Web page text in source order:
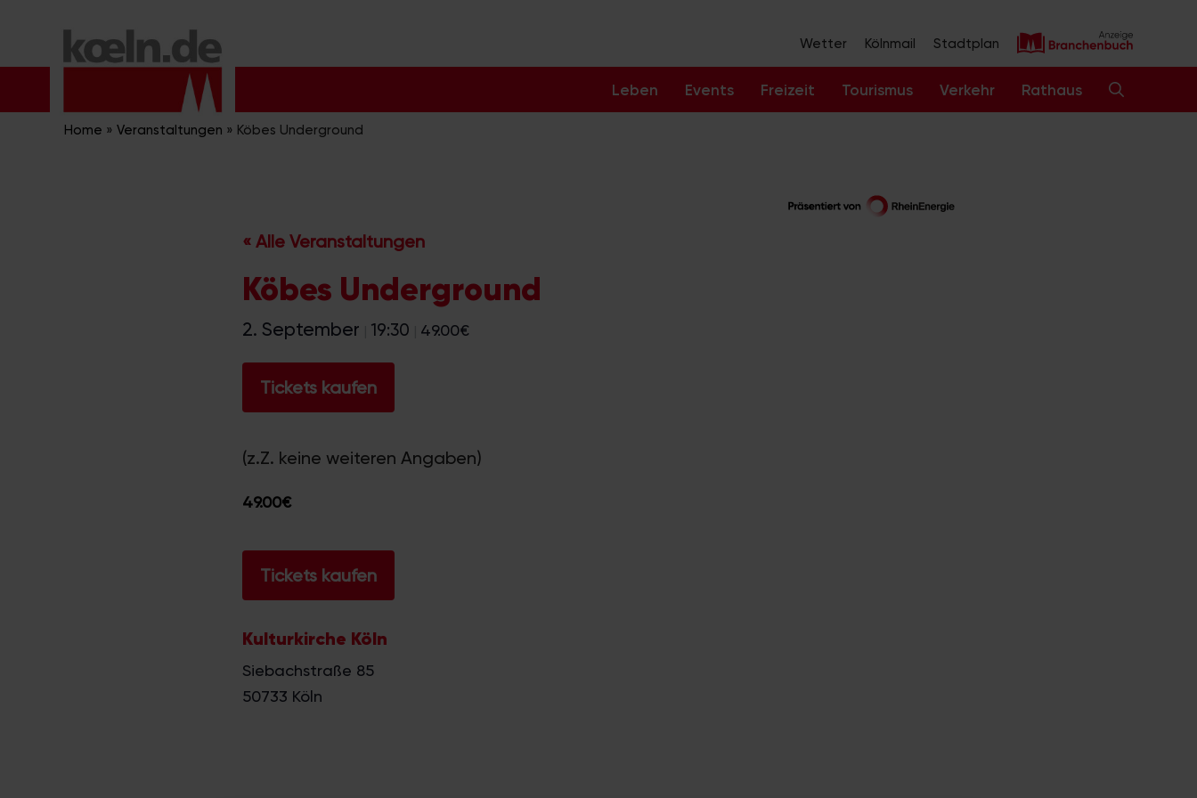
Inhalt
Wetter Kölnmail Stadtplan
Leben Events Freizeit Tourismus Verkehr Rathaus
Home » Veranstaltungen » Köbes Underground
« Alle Veranstaltungen
Köbes Underground
2. September 19:30 49.00€
Tickets kaufen
(z.Z. keine weiteren Angaben)
49.00€
Tickets kaufen
Kulturkirche Köln
Siebachstraße 85
50733 Köln